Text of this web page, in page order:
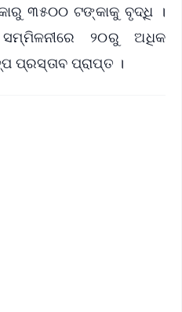
୩୫୦୦ ଟଙ୍କାକୁ ବୃଦ୍ଧି ।
୨୦ରୁ ଅଧିକ
ପ୍ରାପ୍ତ ।